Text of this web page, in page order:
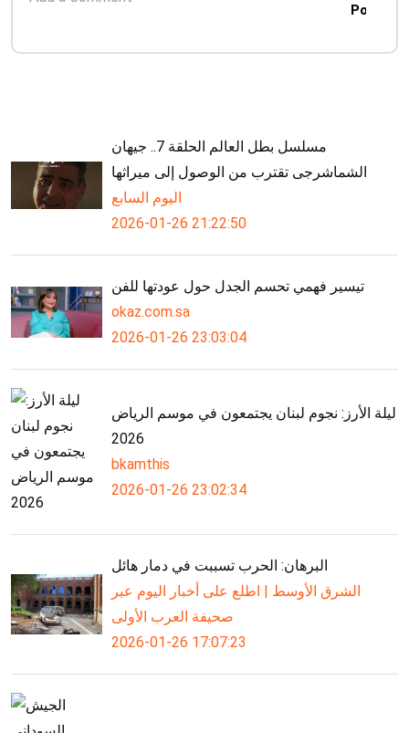
Post
مسلسل بطل العالم الحلقة 7.. جيهان
الشماشرجى تقترب من الوصول إلى ميراثها
اليوم السابع
2026-01-26 21:22:50
تيسير فهمي تحسم الجدل حول عودتها للفن
okaz.com.sa
2026-01-26 23:03:04
ليلة الأرز: نجوم لبنان يجتمعون في موسم الرياض
2026
bkamthis
2026-01-26 23:02:34
البرهان: الحرب تسببت في دمار هائل
الشرق الأوسط | اطلع على أخبار اليوم عبر
صحيفة العرب الأولى
2026-01-26 17:07:23